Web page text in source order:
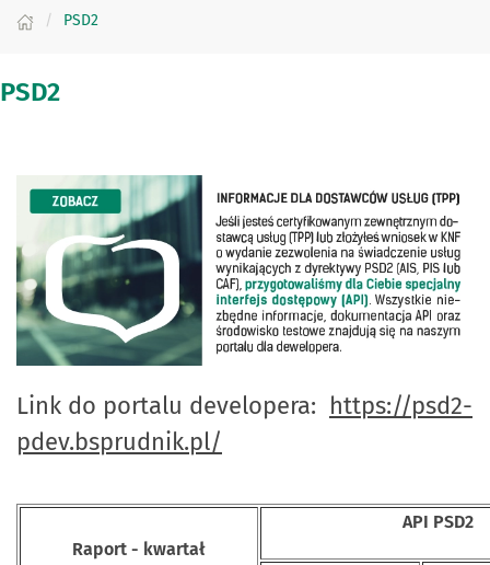
PSD2
PSD2
Link do portalu developera: https://psd2-
pdev.bsprudnik.pl/
Raport - kwartał
API PSD2